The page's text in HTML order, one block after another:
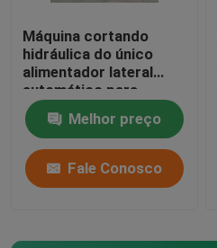
Máquina cortando
hidráulica do único
alimentador lateral
automático para
EVA/espuma
Melhor preço
Fale Conosco